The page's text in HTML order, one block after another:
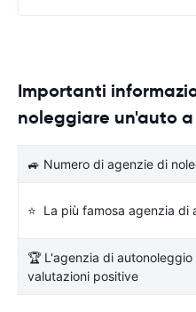
Importanti
noleggiare un'auto
🚙 Numero di agenzie di
⭐ La più famosa agenzia di
🏆 L'agenzia di autonoleggio
valutazioni positive